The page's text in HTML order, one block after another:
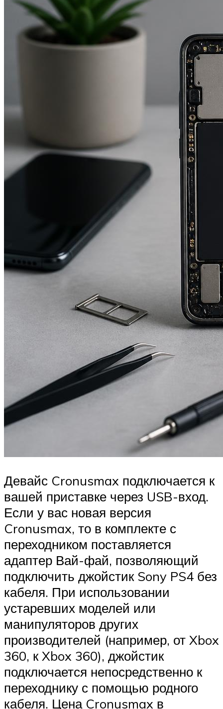
Девайс Cronusmax подключается к
вашей приставке через USB-вход.
Если у вас новая версия
Cronusmax, то в комплекте с
переходником поставляется
адаптер Вай-фай, позволяющий
подключить джойстик Sony PS4 без
кабеля. При использовании
устаревших моделей или
манипуляторов других
производителей (например, от Xbox
360, к Xbox 360), джойстик
подключается непосредственно к
переходнику с помощью родного
кабеля. Цена Cronusmax в